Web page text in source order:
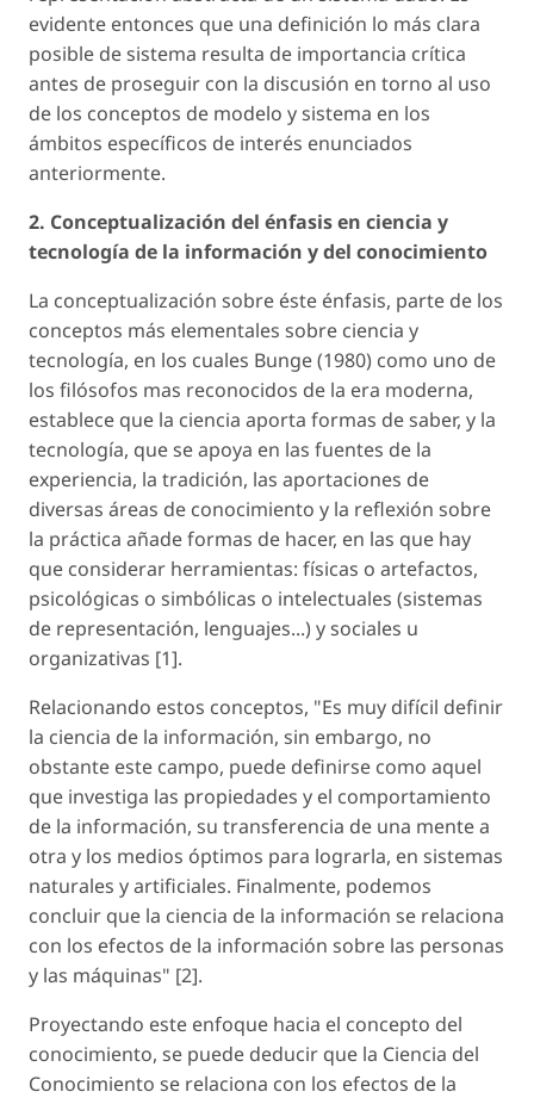
evidente entonces que una definición lo más clara
posible de sistema resulta de importancia crítica
antes de proseguir con la discusión en torno al uso
de los conceptos de modelo y sistema en los
ámbitos específicos de interés enunciados
anteriormente.
2. Conceptualización del énfasis en ciencia y
tecnología de la información y del conocimiento
La conceptualización sobre éste énfasis, parte de los
conceptos más elementales sobre ciencia y
tecnología, en los cuales Bunge (1980) como uno de
los filósofos mas reconocidos de la era moderna,
establece que la ciencia aporta formas de saber, y la
tecnología, que se apoya en las fuentes de la
experiencia, la tradición, las aportaciones de
diversas áreas de conocimiento y la reflexión sobre
la práctica añade formas de hacer, en las que hay
que considerar herramientas: físicas o artefactos,
psicológicas o simbólicas o intelectuales (sistemas
de representación, lenguajes...) y sociales u
organizativas [1].
Relacionando estos conceptos, "Es muy difícil definir
la ciencia de la información, sin embargo, no
obstante este campo, puede definirse como aquel
que investiga las propiedades y el comportamiento
de la información, su transferencia de una mente a
otra y los medios óptimos para lograrla, en sistemas
naturales y artificiales. Finalmente, podemos
concluir que la ciencia de la información se relaciona
con los efectos de la información sobre las personas
y las máquinas" [2].
Proyectando este enfoque hacia el concepto del
conocimiento, se puede deducir que la Ciencia del
Conocimiento se relaciona con los efectos de la